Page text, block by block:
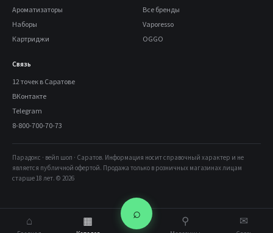
Ароматизаторы
Наборы
Картриджи
Все бренды
Vaporesso
OGGO
Связь
12 точек в Саратове
ВКонтакте
Telegram
8-800-700-70-73
Парадокс · вейп шоп · Саратов. Информация носит справочный характер и не
является публичной офертой. Продажа только в розничных магазинах лицам
старше 18 лет. © 2026
⌂ ▦ ⌕ ⚲ ✉